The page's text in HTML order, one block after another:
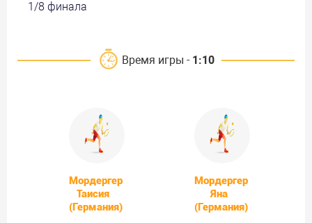
1/8 финала
Время игры - 1:10
Мордергер
Таисия
(Германия)
Мордергер
Яна
(Германия)